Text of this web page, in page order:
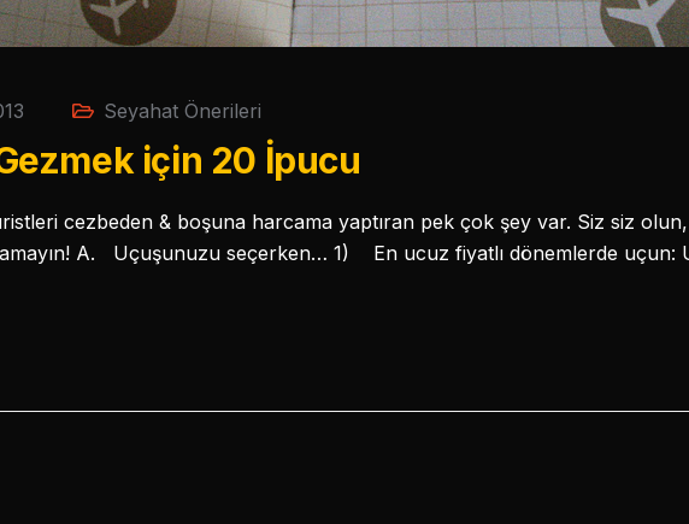
Seyahat Önerileri
için 20 İpucu
cezbeden & boşuna harcama yaptıran pek çok şey var. Siz siz olun,
A. Uçuşunuzu seçerken… 1) En ucuz fiyatlı dönemlerde uçun: